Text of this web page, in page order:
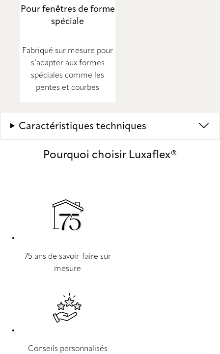
Pour fenêtres de forme
spéciale
Fabriqué sur mesure pour
s’adapter aux formes
spéciales comme les
pentes et courbes
Caractéristiques techniques
Pourquoi choisir Luxaflex®
75 ans de savoir-faire sur
mesure
Conseils personnalisés